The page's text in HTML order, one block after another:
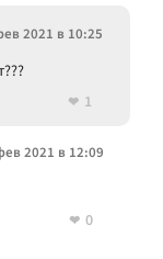
2021 в 10:25
1
2021 в 12:09
0